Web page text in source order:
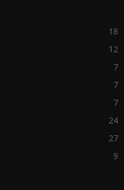
18
12
7
7
7
24
27
9